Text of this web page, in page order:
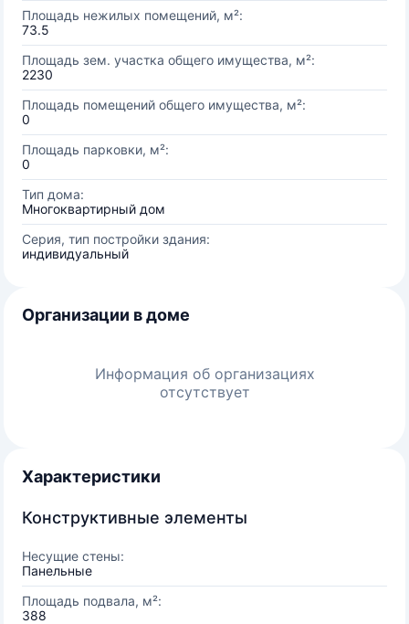
Площадь нежилых помещений, м²:
73.5
Площадь зем. участка общего имущества, м²:
2230
Площадь помещений общего имущества, м²:
0
Площадь парковки, м²:
0
Тип дома:
Многоквартирный дом
Серия, тип постройки здания:
индивидуальный
Организации в доме
Информация об организациях
отсутствует
Характеристики
Конструктивные элементы
Несущие стены:
Панельные
Площадь подвала, м²:
388